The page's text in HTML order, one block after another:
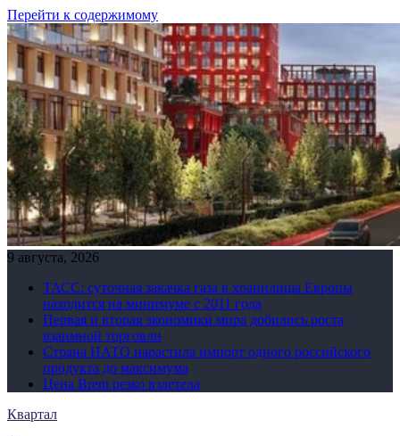
Перейти к содержимому
9 августа, 2026
ТАСС: суточная закачка газа в хранилища Европы
находится на минимуме с 2011 года
Первая и вторая экономики мира добились роста
взаимной торговли
Страна НАТО нарастила импорт одного российского
продукта до максимума
Цена Brent резко взлетела
Квартал